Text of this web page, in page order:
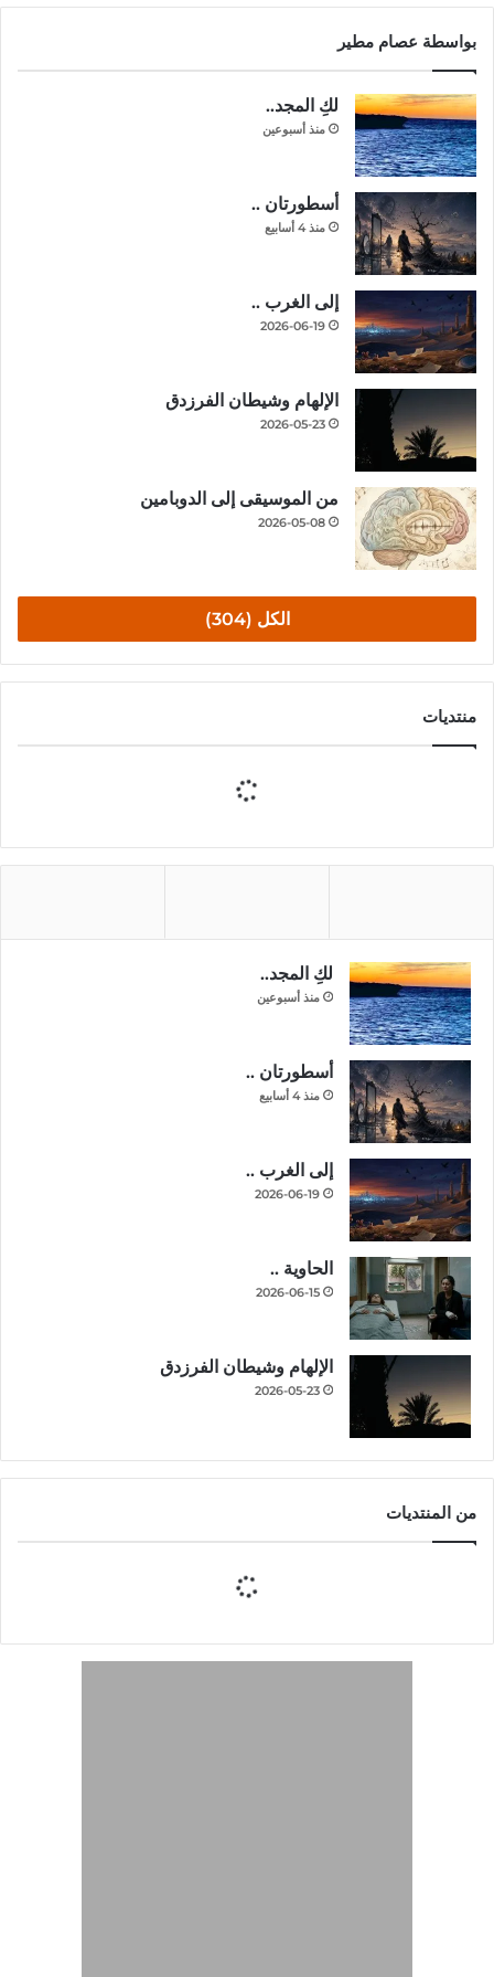
بواسطة عصام مطير
لكِ المجد..
منذ أسبوعين
أسطورتان ..
منذ 4 أسابيع
إلى الغرب ..
2026-06-19
الإلهام وشيطان الفرزدق
2026-05-23
من الموسيقى إلى الدوبامين
2026-05-08
الكل (304)
منتديات
لكِ المجد..
منذ أسبوعين
أسطورتان ..
منذ 4 أسابيع
إلى الغرب ..
2026-06-19
الحاوية ..
2026-06-15
الإلهام وشيطان الفرزدق
2026-05-23
من المنتديات